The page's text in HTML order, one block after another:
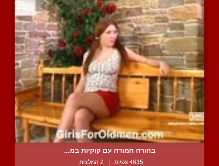
בחורה חמודה עם קוקיות במ...
4635 צפיות | 2 המלצות